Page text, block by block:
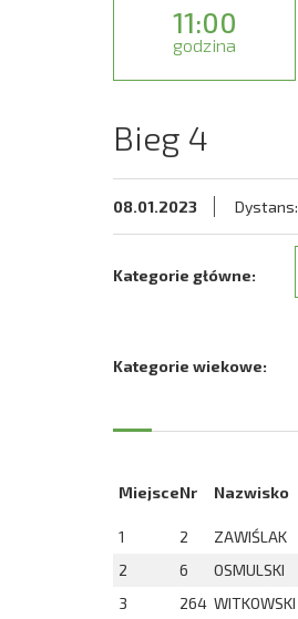
11:00
godzina
Bieg 4
08.01.2023 Dystans:
Kategorie główne:
Kategorie wiekowe:
MiejsceNr Nazwisko
1
2 ZAWIŚLAK
2
6 OSMULSKI
3
264 WITKOWSKI